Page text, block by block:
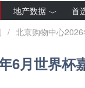
地产数据
房企拿地
全装修项目
首
/ 北京购物中心
6月世界杯